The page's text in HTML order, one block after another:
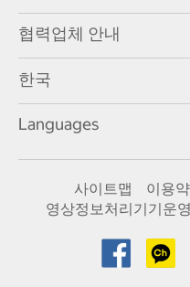
협력업체 안내
한국
Languages
사이트맵 이용
영상정보처리기기운